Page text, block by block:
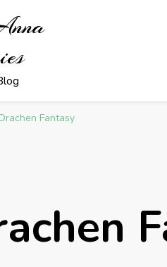
Drachen Fantasy